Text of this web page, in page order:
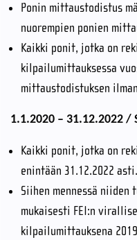
Ponin mittaustodistus
nuorempien ponien
Kaikki ponit, jotka on
kilpailumittauksessa
mittaustodistuksen
1.1.2020 – 31.12.2022 /
Kaikki ponit, jotka on
enintään 31.12.2022 asti.
Siihen mennessä
mukaisesti FEI:n
kilpailumittauksena